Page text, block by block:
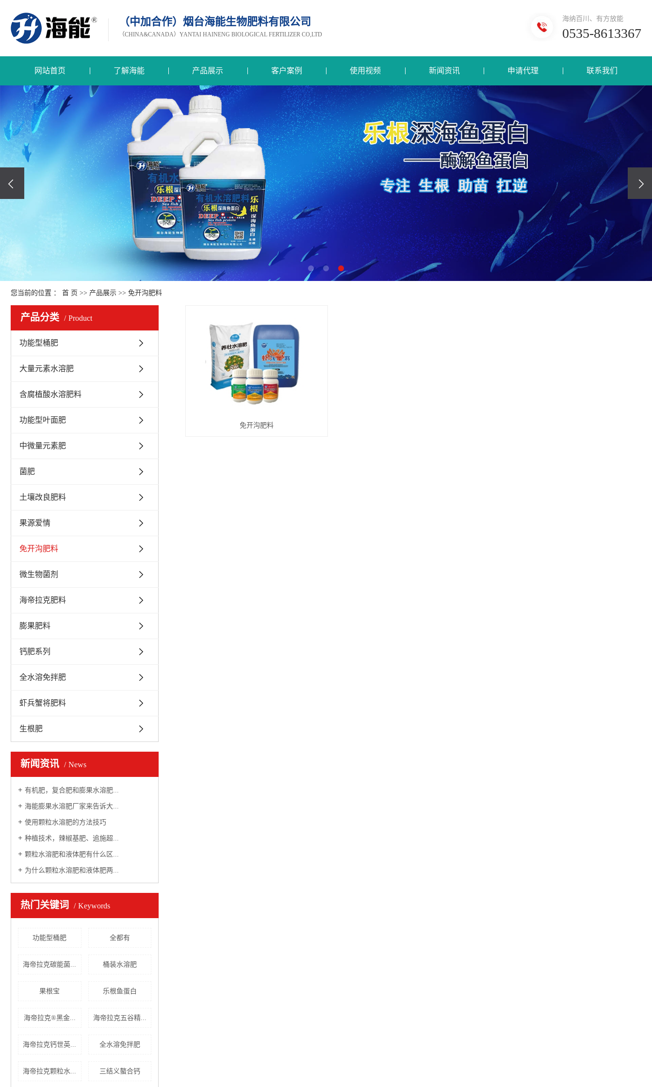
（中加合作）烟台海能生物肥料有限公司
（CHINA&CANADA）YANTAI HAINENG BIOLOGICAL FERTILIZER CO,LTD
海纳百川、有方放能
0535-8613367
网站首页 了解海能 产品展示 客户案例 使用视频 新闻资讯 申请代理 联系我们
您当前的位置 ： 首 页 >> 产品展示 >> 免开沟肥料
产品分类 Product
功能型桶肥
大量元素水溶肥
含腐植酸水溶肥料
功能型叶面肥
中微量元素肥
菌肥
土壤改良肥料
果源爱情
免开沟肥料
微生物菌剂
海帝拉克肥料
膨果肥料
钙肥系列
全水溶免拌肥
虾兵蟹将肥料
生根肥
新闻资讯 News
有机肥，复合肥和膨果水溶肥...
海能膨果水溶肥厂家来告诉大...
使用颗粒水溶肥的方法技巧
种植技术，辣椒基肥、追施超...
颗粒水溶肥和液体肥有什么区...
为什么颗粒水溶肥和液体肥两...
热门关键词 Keywords
功能型桶肥 全都有
海帝拉克碳能菌... 桶装水溶肥
果根宝 乐根鱼蛋白
海帝拉克®黑金... 海帝拉克五谷精...
海帝拉克钙世英... 全水溶免拌肥
海帝拉克颗粒水... 三结义螯合钙
免开沟肥料